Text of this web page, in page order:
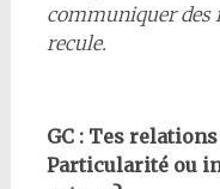
communiquer des
recule.
GC : Tes
Particularité ou